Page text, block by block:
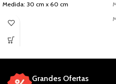
Medida: 30 cm x 60 cm
Grandes Ofertas